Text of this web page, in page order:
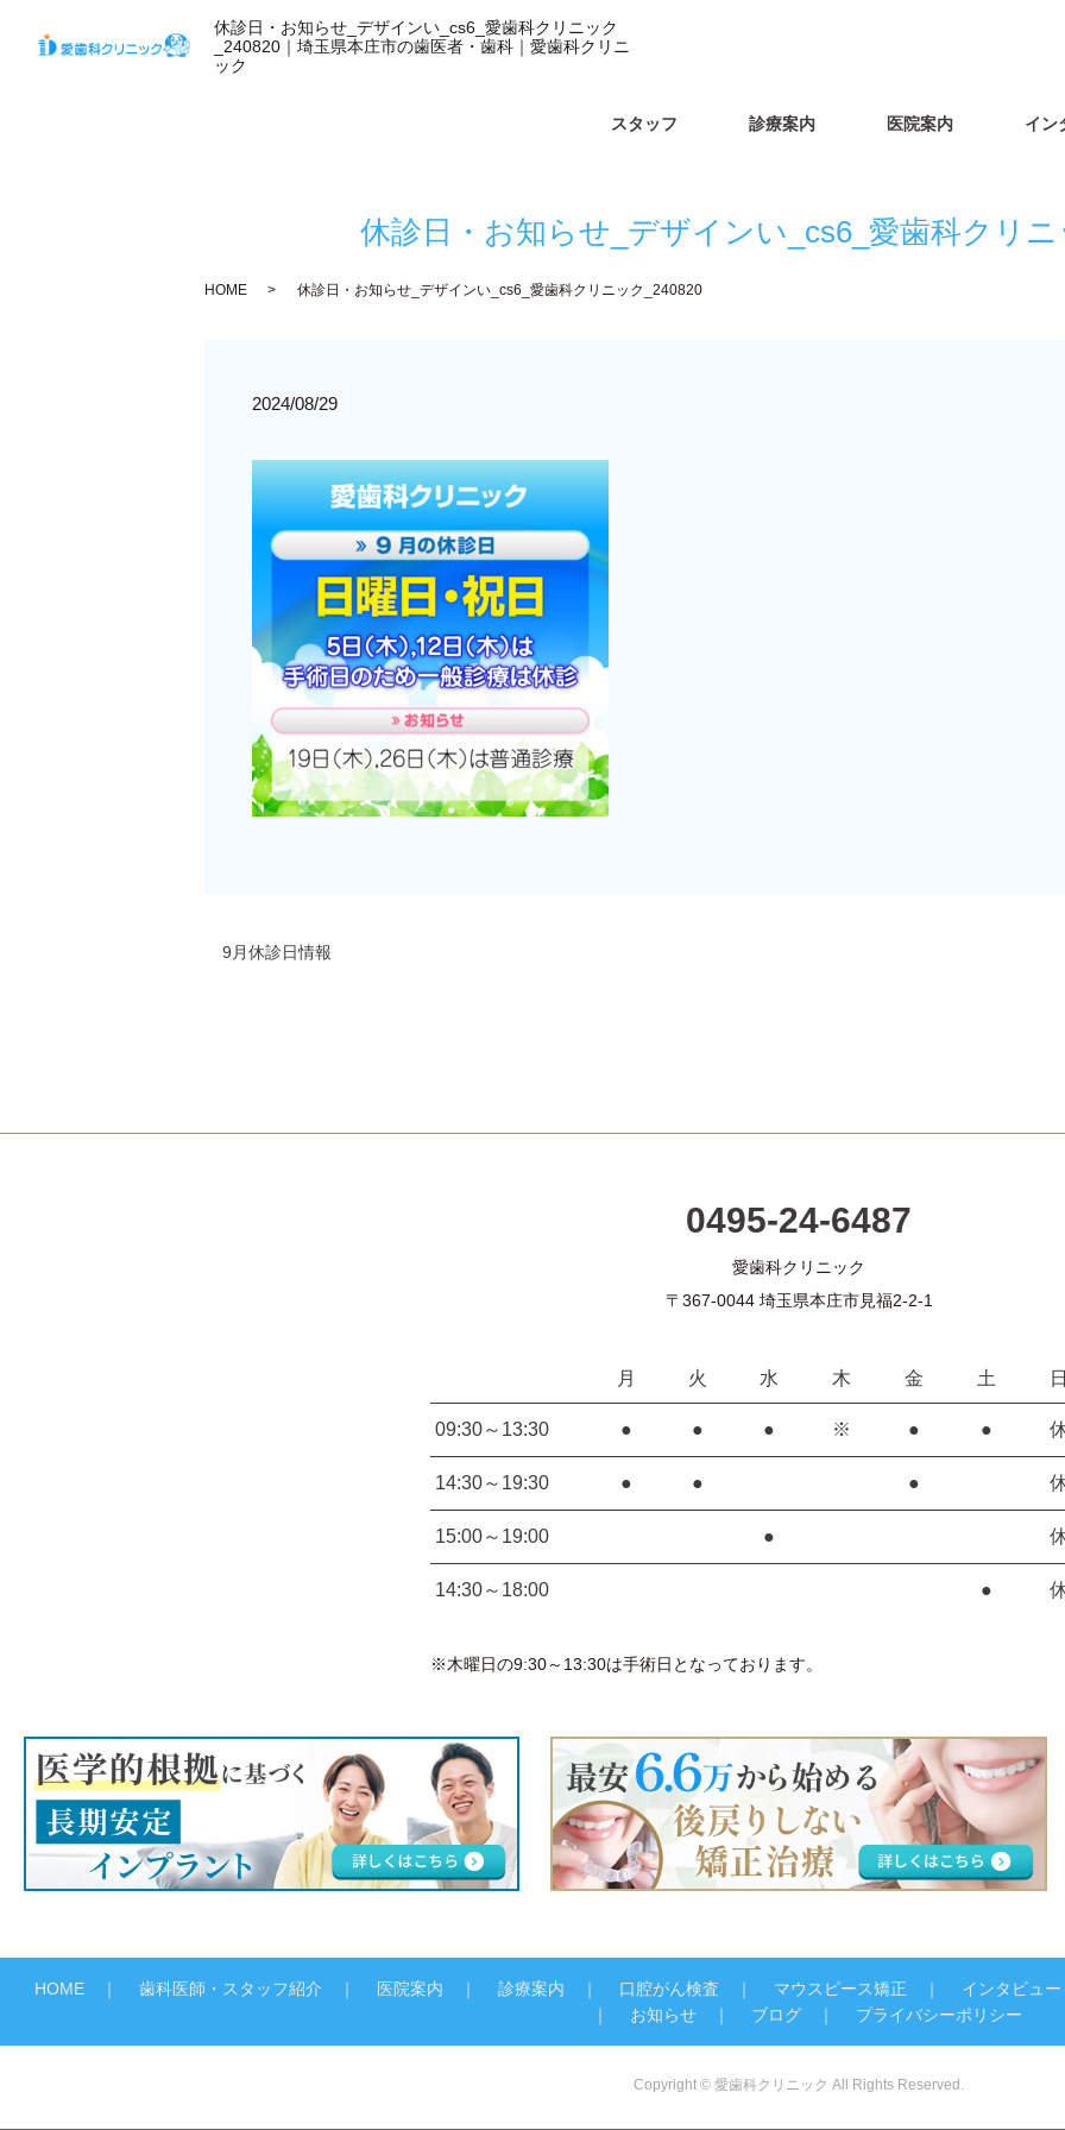
休診日・お知らせ_デザインい_cs6_愛歯科クリニック
_240820｜埼玉県本庄市の歯医者・歯科｜愛歯科クリニ
ック
スタッフ 診療案内 医院案内 イン
休診日・お知らせ_デザインい_cs6_愛歯科クリニ
HOME 休診日・お知らせ_デザインい_cs6_愛歯科クリニック_240820
2024/08/29
9月休診日情報
0495-24-6487
愛歯科クリニック
〒367-0044 埼玉県本庄市見福2-2-1
月 火 水 木 金 土 日
09:30～13:30 ● ● ● ※ ● ●
14:30～19:30 ● ● ●
15:00～19:00 ●
14:30～18:00 ●
※木曜日の9:30～13:30は手術日となっております。
HOME 歯科医師・スタッフ紹介 医院案内 診療案内 口腔がん検査 マウスピース矯正 インタビュー
お知らせ
ブログ プライバシーポリシー
Copyright © 愛歯科クリニック All Rights Reserved.